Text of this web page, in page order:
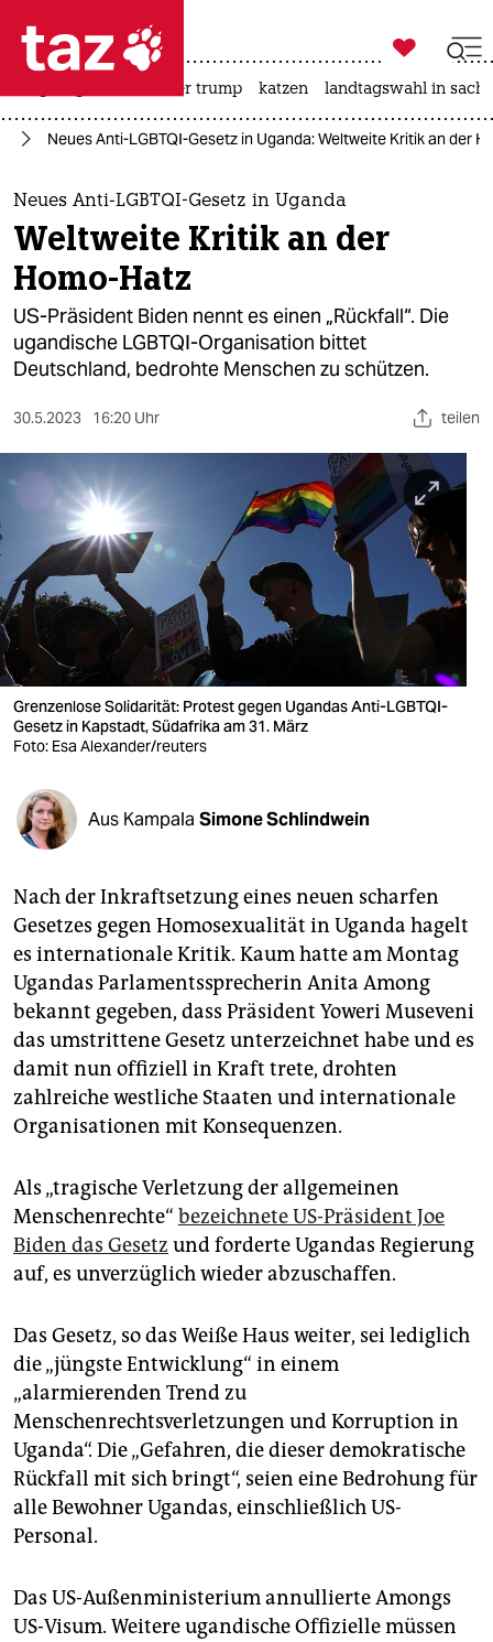
 taz zahl ich
taz zahl ich
themen
politik
öko
gesellschaft
sport
berlin
nord
wahrheit
verlag
verlag
veranstaltungen
fragen & hilfe
abo
genossenschaft
epaper login

taz zahl ich
usa unter trump katzen landtagswahl in
Neues Anti-LGBTQI-Gesetz in Uganda: Weltweite Kritik an der
Neues Anti-LGBTQI-Gesetz in Uganda
Weltweite Kritik an der
Homo-Hatz
US-Präsident Biden nennt es einen „Rückfall“. Die
ugandische LGBTQI-Organisation bittet
Deutschland, bedrohte Menschen zu schützen.
30.5.2023 16:20 Uhr teilen
Grenzenlose Solidarität: Protest gegen Ugandas Anti-LGBTQI-
Gesetz in Kapstadt, Südafrika am 31. März
Foto: Esa Alexander/reuters
Aus Kampala Simone Schlindwein
Nach der Inkraftsetzung eines neuen scharfen
Gesetzes gegen Homosexualität in Uganda hagelt
es internationale Kritik. Kaum hatte am Montag
Ugandas Parlamentssprecherin Anita Among
bekannt gegeben, dass Präsident Yoweri Museveni
das umstrittene Gesetz unterzeichnet habe und es
damit nun offiziell in Kraft trete, drohten
zahlreiche westliche Staaten und internationale
Organisationen mit Konsequenzen.
Als „tragische Verletzung der allgemeinen
Menschenrechte“ bezeichnete US-Präsident Joe
Biden das Gesetz und forderte Ugandas Regierung
auf, es unverzüglich wieder abzuschaffen.
Das Gesetz, so das Weiße Haus weiter, sei lediglich
die „jüngste Entwicklung“ in einem
„alarmierenden Trend zu
Menschenrechtsverletzungen und Korruption in
Uganda“. Die „Gefahren, die dieser demokratische
Rückfall mit sich bringt“, seien eine Bedrohung für
alle Bewohner Ugandas, einschließlich US-
Personal.
Das US-Außenministerium annullierte Amongs
US-Visum. Weitere ugandische Offizielle müssen